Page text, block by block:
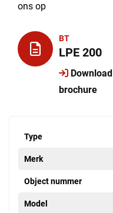
ons op
BT
LPE 200
Download
brochure
Type
Merk
Object nummer
Model